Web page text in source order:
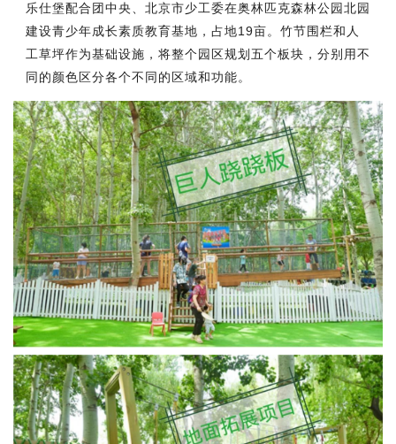
乐仕堡配合团中央、北京市少工委在奥林匹克森林公园北园
建设青少年成长素质教育基地，占地19亩。竹节围栏和人
工草坪作为基础设施，将整个园区规划五个板块，分别用不
同的颜色区分各个不同的区域和功能。